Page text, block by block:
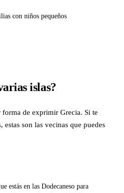
con niños pequeños
islas?
de exprimir Grecia. Si te
estas son las vecinas que puedes
estás en las Dodecaneso para